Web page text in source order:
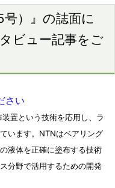
号）』の誌面に
ビュー記事をご
さい
置という技術を応用し、ラ
います。NTNはベアリング
液体を正確に塗布する技術
分野で活用するための開発